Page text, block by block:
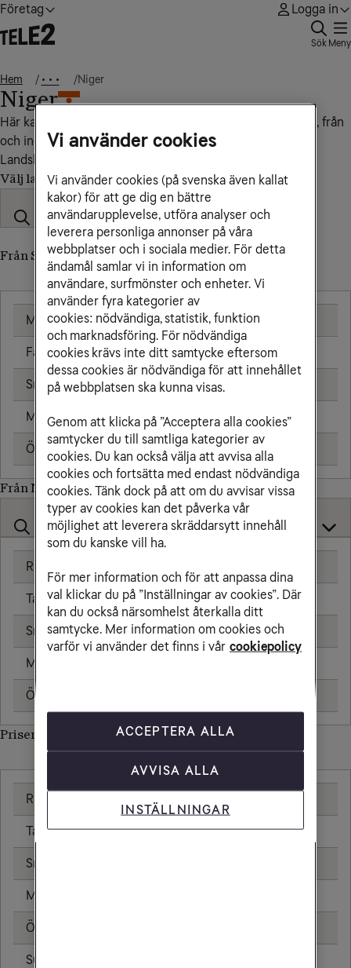
Företag Logga in
Sök Meny
Hem • • • Niger
Niger
Här kan du se vad det kostar att ringa, sms:a och surfa till, från
och inom Niger.
Landskod: +227
Välj land
Från Sverige till Niger
Mobil 25,00 kr/min
Fast telefon 25,00 kr/min
Sms 1,91 kr
Mms 2,39 kr
Öppningsavgift 0,79 kr
Från Niger till
Ringa samtal
Ta emot samtal 20,00 kr/min
Sms 4,80 kr
Mms
Öppningsavgift
Priser inom Niger
Ringa samtal
Ta emot samtal 20,00 kr/min
Sms
Mms
Öppningsavgift
Surfa utan surfpaket
Vi använder cookies
Vi använder cookies (på svenska även kallat
kakor) för att ge dig en bättre
användarupplevelse, utföra analyser och
leverera personliga annonser på våra
webbplatser och i sociala medier. För detta
ändamål samlar vi in information om
användare, surfmönster och enheter. Vi
använder fyra kategorier av
cookies: nödvändiga, statistik, funktion
och marknadsföring. För nödvändiga
cookies krävs inte ditt samtycke eftersom
dessa cookies är nödvändiga för att innehållet
på webbplatsen ska kunna visas.
Genom att klicka på ”Acceptera alla cookies”
samtycker du till samtliga kategorier av
cookies. Du kan också välja att avvisa alla
cookies och fortsätta med endast nödvändiga
cookies. Tänk dock på att om du avvisar vissa
typer av cookies kan det påverka vår
möjlighet att leverera skräddarsytt innehåll
som du kanske vill ha.
För mer information och för att anpassa dina
val klickar du på ”Inställningar av cookies”. Där
kan du också närsomhelst återkalla ditt
samtycke. Mer information om cookies och
varför vi använder det finns i vår cookiepolicy
ACCEPTERA ALLA
AVVISA ALLA
INSTÄLLNINGAR